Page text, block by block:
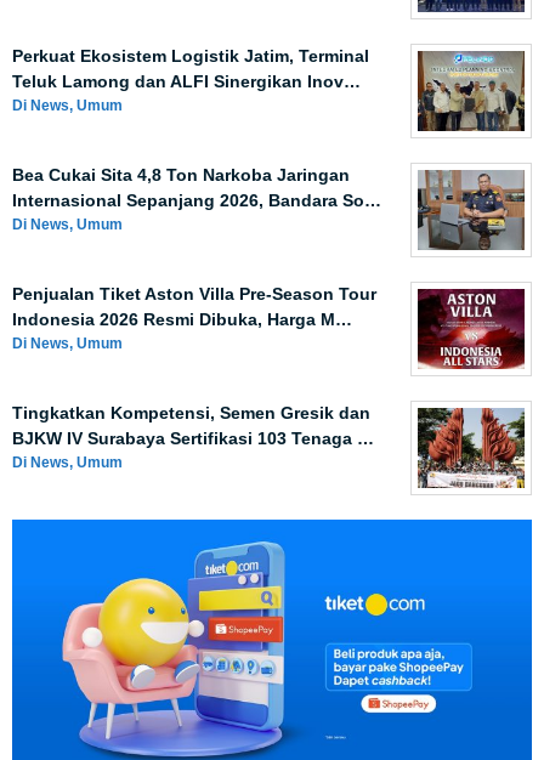
Perkuat Ekosistem Logistik Jatim, Terminal
Teluk Lamong dan ALFI Sinergikan Inov…
Di News, Umum
Bea Cukai Sita 4,8 Ton Narkoba Jaringan
Internasional Sepanjang 2026, Bandara So…
Di News, Umum
Penjualan Tiket Aston Villa Pre-Season Tour
Indonesia 2026 Resmi Dibuka, Harga M…
Di News, Umum
Tingkatkan Kompetensi, Semen Gresik dan
BJKW IV Surabaya Sertifikasi 103 Tenaga …
Di News, Umum